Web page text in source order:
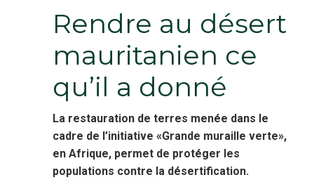
Rendre au désert
mauritanien ce
qu’il a donné
La restauration de terres menée dans le
cadre de l’initiative «Grande muraille verte»,
en Afrique, permet de protéger les
populations contre la désertification.